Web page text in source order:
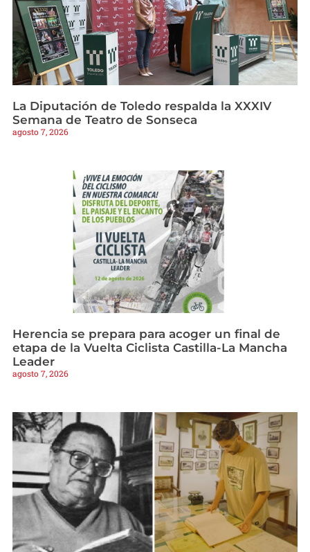
La Diputación de Toledo respalda la XXXIV
Semana de Teatro de Sonseca
agosto 7, 2026
Herencia se prepara para acoger un final de
etapa de la Vuelta Ciclista Castilla-La Mancha
Leader
agosto 7, 2026